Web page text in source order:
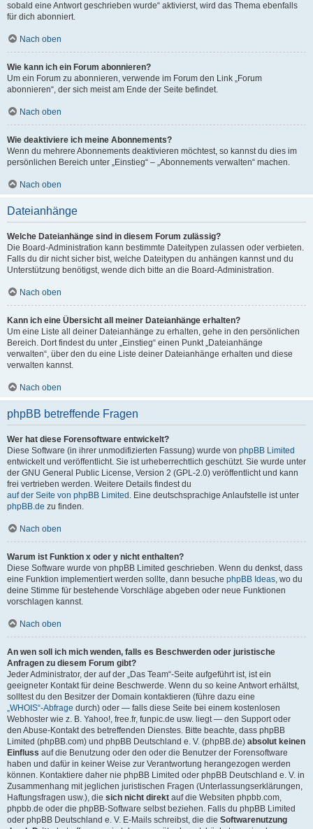
sobald eine Antwort geschrieben wurde“ aktivierst, wird das Thema ebenfalls
für dich abonniert.
Nach oben
Wie kann ich ein Forum abonnieren?
Um ein Forum zu abonnieren, verwende im Forum den Link „Forum
abonnieren“, der sich meist am Ende der Seite befindet.
Nach oben
Wie deaktiviere ich meine Abonnements?
Wenn du mehrere Abonnements deaktivieren möchtest, so kannst du dies im
persönlichen Bereich unter „Einstieg“ – „Abonnements verwalten“ machen.
Nach oben
Dateianhänge
Welche Dateianhänge sind in diesem Forum zulässig?
Die Board-Administration kann bestimmte Dateitypen zulassen oder verbieten.
Falls du dir nicht sicher bist, welche Dateitypen du anhängen kannst und du
Unterstützung benötigst, wende dich bitte an die Board-Administration.
Nach oben
Kann ich eine Übersicht all meiner Dateianhänge erhalten?
Um eine Liste all deiner Dateianhänge zu erhalten, gehe in den persönlichen
Bereich. Dort findest du unter „Einstieg“ einen Punkt „Dateianhänge
verwalten“, über den du eine Liste deiner Dateianhänge erhalten und diese
verwalten kannst.
Nach oben
phpBB betreffende Fragen
Wer hat diese Forensoftware entwickelt?
Diese Software (in ihrer unmodifizierten Fassung) wurde von phpBB Limited
entwickelt und veröffentlicht. Sie ist urheberrechtlich geschützt. Sie wurde unter
der GNU General Public License, Version 2 (GPL-2.0) veröffentlicht und kann
frei vertrieben werden. Weitere Details findest du
auf der Seite von phpBB Limited . Eine deutschsprachige Anlaufstelle ist unter
phpBB.de zu finden.
Nach oben
Warum ist Funktion x oder y nicht enthalten?
Diese Software wurde von phpBB Limited geschrieben. Wenn du denkst, dass
eine Funktion implementiert werden sollte, dann besuche phpBB Ideas, wo du
deine Stimme für bestehende Vorschläge abgeben oder neue Funktionen
vorschlagen kannst.
Nach oben
An wen soll ich mich wenden, falls es Beschwerden oder juristische
Anfragen zu diesem Forum gibt?
Jeder Administrator, der auf der „Das Team“-Seite aufgeführt ist, ist ein
geeigneter Kontakt für deine Beschwerde. Wenn du so keine Antwort erhältst,
solltest du den Besitzer der Domain kontaktieren (führe dazu eine
„WHOIS“-Abfrage durch) oder — falls diese Seite bei einem kostenlosen
Webhoster wie z. B. Yahoo!, free.fr, funpic.de usw. liegt — den Support oder
den Abuse-Kontakt des betreffenden Dienstes. Bitte beachte, dass phpBB
Limited (phpBB.com) und phpBB Deutschland e. V. (phpBB.de) absolut keinen
Einfluss auf die Benutzung oder den oder die Benutzer der Forensoftware
haben und dafür in keiner Weise zur Verantwortung herangezogen werden
können. Kontaktiere daher nie phpBB Limited oder phpBB Deutschland e. V. in
Zusammenhang mit jeglichen juristischen Fragen (Unterlassungserklärungen,
Haftungsfragen usw.), die sich nicht direkt auf die Websiten phpbb.com,
phpbb.de oder die phpBB-Software selbst beziehen. Falls du phpBB Limited
oder phpBB Deutschland e. V. E-Mails schreibst, die die Softwarenutzung